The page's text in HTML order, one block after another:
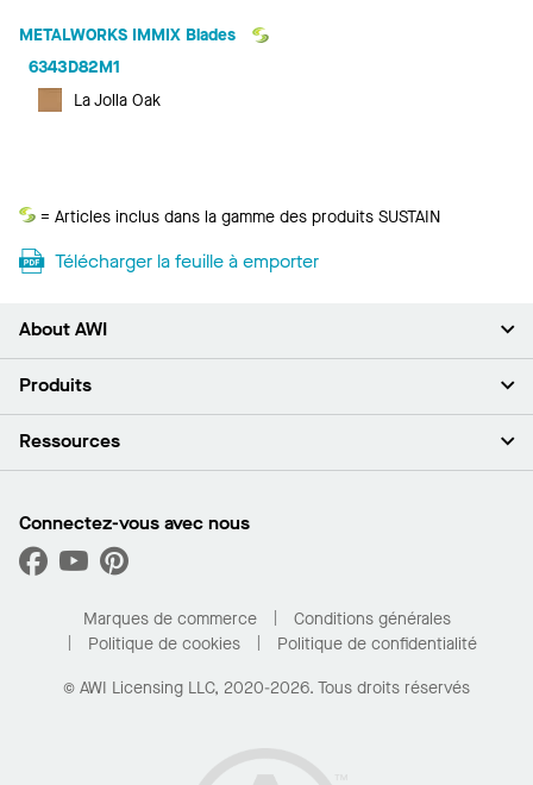
METALWORKS IMMIX Blades
6343D82M1
La Jolla Oak
Durabilité
= Articles inclus dans la gamme des produits SUSTAIN
Télécharger la feuille à emporter
About AWI
À propos de nous
Espace presse
Quelles sont mes options d’achat?
Produits
Plafonds
Capacités sur mesure
Performance
Ressources
Trouver un distributeur
Trouver un distributeur
Pour la maison
Connectez-vous avec nous
Marques de commerce
Conditions générales
Politique de cookies
Politique de confidentialité
© AWI Licensing LLC, 2020-2026. Tous droits réservés